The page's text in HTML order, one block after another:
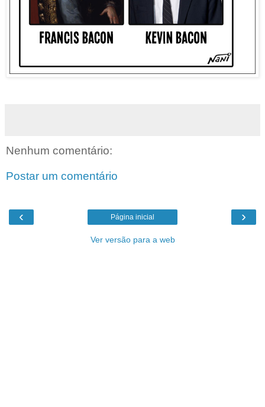
Nenhum comentário:
Postar um comentário
‹ ›
Página inicial
Ver versão para a web